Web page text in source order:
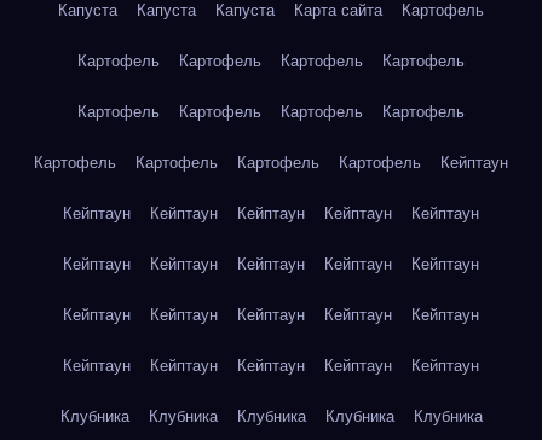
Капуста Капуста Капуста Карта сайта Картофель
Картофель Картофель Картофель Картофель
Картофель Картофель Картофель Картофель
Картофель Картофель Картофель Картофель Кейптаун
Кейптаун Кейптаун Кейптаун Кейптаун Кейптаун
Кейптаун Кейптаун Кейптаун Кейптаун Кейптаун
Кейптаун Кейптаун Кейптаун Кейптаун Кейптаун
Кейптаун Кейптаун Кейптаун Кейптаун Кейптаун
Клубника Клубника Клубника Клубника Клубника